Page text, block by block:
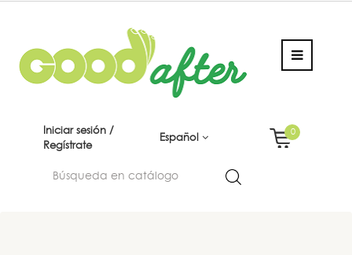
Iniciar sesión /
Regístrate
Español
0